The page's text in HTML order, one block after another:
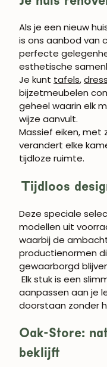
Als je een nieuw
is ons aanbod van
perfecte
esthetische
Je kunt tafels,
bijzetmeubelen
geheel waarin elk
wijze aanvult.
Massief eiken, met
verandert elke
tijdloze ruimte.
Tijdloos
Deze speciale
modellen uit
waarbij de
productienormen
gewaarborgd
Elk stuk is een
aanpassen aan je
doorstaan zonder
Oak-Store:
beklijft
Schrijf je in en